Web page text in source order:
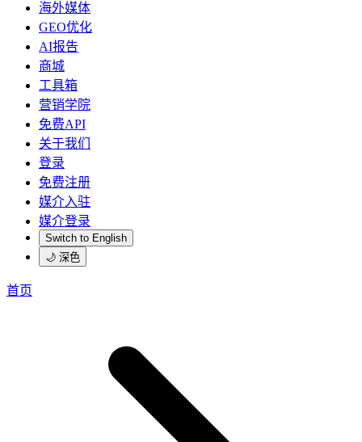
海外媒体
GEO优化
AI报告
商城
工具箱
营销学院
免费API
关于我们
登录
免费注册
媒介入驻
媒介登录
Switch to English
🌙 深色
首页